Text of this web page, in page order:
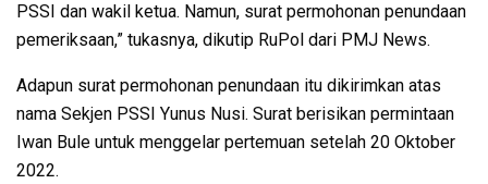
PSSI dan wakil ketua. Namun, surat permohonan penundaan
pemeriksaan,” tukasnya, dikutip RuPol dari PMJ News.
Adapun surat permohonan penundaan itu dikirimkan atas
nama Sekjen PSSI Yunus Nusi. Surat berisikan permintaan
Iwan Bule untuk menggelar pertemuan setelah 20 Oktober
2022.